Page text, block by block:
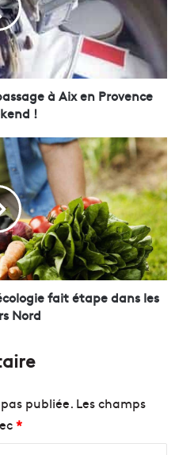
à Aix en Provence
!
fait étape dans les
Nord
publiée. Les champs
*